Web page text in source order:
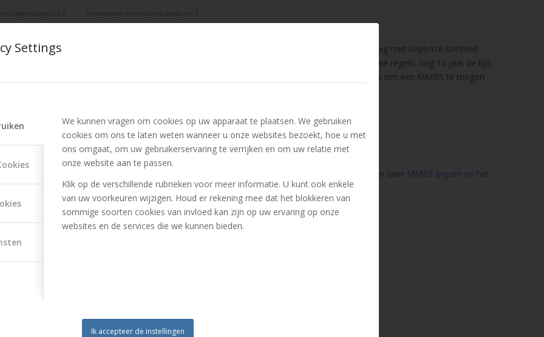
Settings
We kunnen vragen om cookies op uw apparaat te plaatsen. We gebruiken
cookies om ons te laten weten wanneer u onze websites bezoekt, hoe u met
ons omgaat, om uw gebruikerservaring te verrijken en om uw relatie met
onze website aan te passen.
Klik op de verschillende rubrieken voor meer informatie. U kunt ook enkele
van uw voorkeuren wijzigen. Houd er rekening mee dat het blokkeren van
sommige soorten cookies van invloed kan zijn op uw ervaring op onze
websites en de services die we kunnen bieden.
Ik accepteer de instellingen
als enig geaccepteerd rijvaardigheidsdocument is toegestaan om een teruggekeurd motorrijtuig met beperkte snelheid
van deze wet over een rijbewijs B beschikt, heeft hij/zij, na de invoering van de nieuwe regels, nog 10 jaar de tijd
hiervoor examen af te leggen. Gedurende die 10 jaar is het B-rijbewijs alleen ook voldoende om een MMBS te mogen
mogelijk indien de bestuurder in het bezit is van ten minste het B rijbewijs.
verzekeren en de prijzen zijn aan de hoge kant. In onze blog kunt u meer informatie vinden over MMBS prijzen en het
Via deze website kun je eenvoudig jouw premie opvragen.